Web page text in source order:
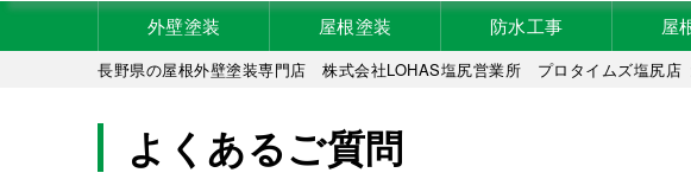
外壁塗装 屋根塗装 防水工事 屋
長野県の屋根外壁塗装専門店 株式会社LOHAS塩尻営業所 プロタイムズ塩尻店
よくあるご質問